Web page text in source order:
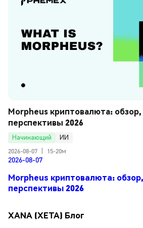
Morpheus криптовалюта: обзор,
перспективы 2026
Начинающий
ИИ
2026-08-07
15-20м
2026-08-07
Morpheus криптовалюта:
перспективы 2026
XANA (XETA) Блог